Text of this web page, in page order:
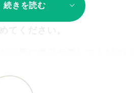
い。
でください。
続きを読む